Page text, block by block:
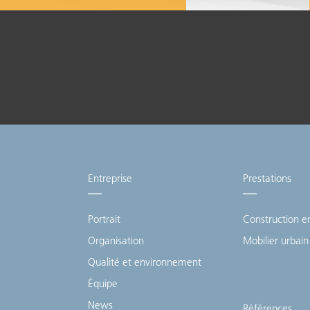
Excellent service de
Entreprise
Portrait
Organisation
Qualité et environnement
Équipe
News
Prestations
Construction
Mobilier